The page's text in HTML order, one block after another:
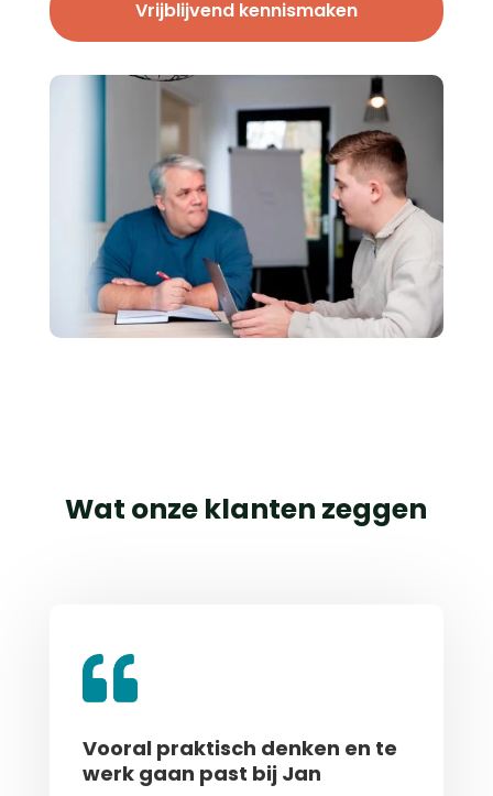
Vrijblijvend kennismaken
Wat onze klanten zeggen
Vooral praktisch denken en te
werk gaan past bij Jan